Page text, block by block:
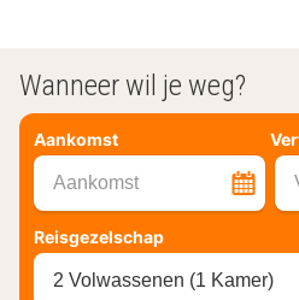
Wanneer wil je weg?
Aankomst
Aankomst
Reisgezelschap
2 Volwassenen (1 Kamer)